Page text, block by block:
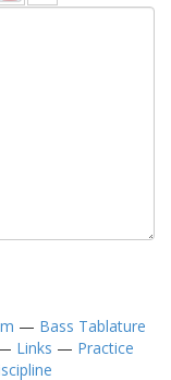
— Bass Tablature
Links — Practice